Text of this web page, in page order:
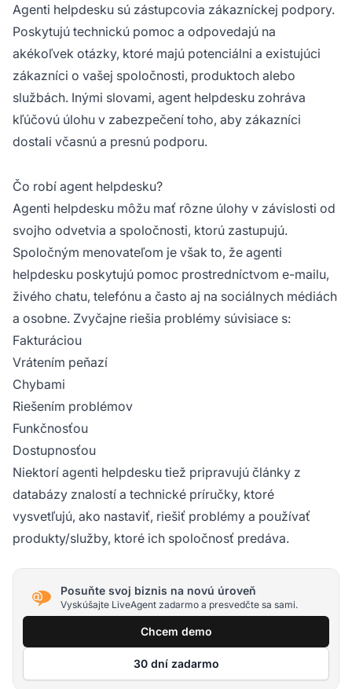
Agenti helpdesku sú zástupcovia zákazníckej podpory.
Poskytujú technickú pomoc a odpovedajú na
akékoľvek otázky, ktoré majú potenciálni a existujúci
zákazníci o vašej spoločnosti, produktoch alebo
službách. Inými slovami, agent helpdesku zohráva
kľúčovú úlohu v zabezpečení toho, aby zákazníci
dostali včasnú a presnú podporu.
Čo robí agent helpdesku?
Agenti helpdesku môžu mať rôzne úlohy v závislosti od
svojho odvetvia a spoločnosti, ktorú zastupujú.
Spoločným menovateľom je však to, že agenti
helpdesku poskytujú pomoc prostredníctvom e-mailu,
živého chatu, telefónu a často aj na sociálnych médiách
a osobne. Zvyčajne riešia problémy súvisiace s:
Fakturáciou
Vrátením peňazí
Chybami
Riešením problémov
Funkčnosťou
Dostupnosťou
Niektorí agenti helpdesku tiež pripravujú články z
databázy znalostí a technické príručky, ktoré
vysvetľujú, ako nastaviť, riešiť problémy a používať
produkty/služby, ktoré ich spoločnosť predáva.
Posuňte svoj biznis na novú úroveň
Vyskúšajte LiveAgent zadarmo a presvedčte sa sami.
Chcem demo
30 dní zadarmo